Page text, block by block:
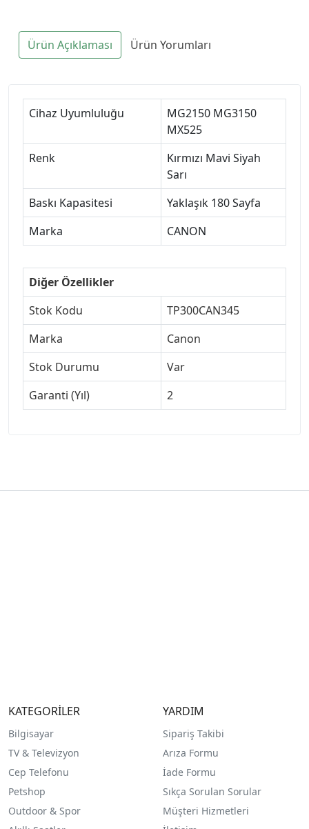
Ürün Açıklaması Ürün Yorumları
Cihaz Uyumluluğu
MG2150 MG3150
MX525
Renk
Kırmızı Mavi Siyah
Sarı
Baskı Kapasitesi
Yaklaşık 180 Sayfa
Marka
CANON
Diğer Özellikler
Stok Kodu
TP300CAN345
Marka
Canon
Stok Durumu
Var
Garanti (Yıl)
2
KATEGORİLER
Bilgisayar
TV & Televizyon
Cep Telefonu
Petshop
Outdoor & Spor
YARDIM
Sipariş Takibi
Arıza Formu
İade Formu
Sıkça Sorulan Sorular
Müşteri Hizmetleri